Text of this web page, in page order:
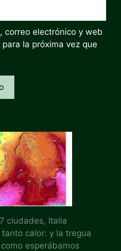
correo electrónico y web
la próxima vez que
ciudades, Italia
calor: y la tregua
esperábamos